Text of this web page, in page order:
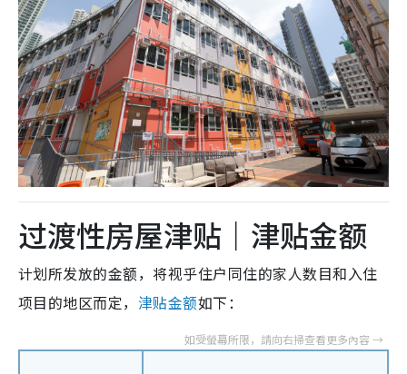
过渡性房屋津贴｜津贴金额
计划所发放的金额，将视乎住户同住的家人数目和入住
项目的地区而定， 津贴金额如下：